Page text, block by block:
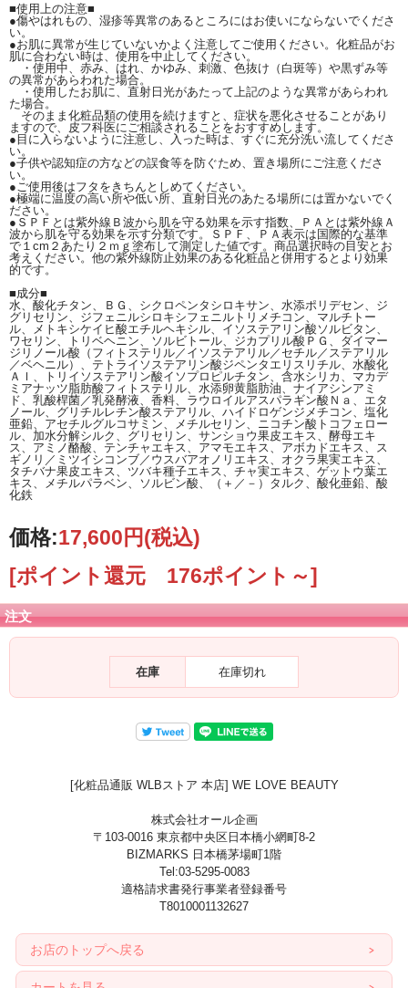
■使用上の注意■
●傷やはれもの、湿疹等異常のあるところにはお使いにならないでくださ
い。
●お肌に異常が生じていないかよく注意してご使用ください。化粧品がお
肌に合わない時は、使用を中止してください。
・使用中、赤み、はれ、かゆみ、刺激、色抜け（白斑等）や黒ずみ等
の異常があらわれた場合。
・使用したお肌に、直射日光があたって上記のような異常があらわれ
た場合。
そのまま化粧品類の使用を続けますと、症状を悪化させることがあり
ますので、皮フ科医にご相談されることをおすすめします。
●目に入らないように注意し、入った時は、すぐに充分洗い流してくださ
い。
●子供や認知症の方などの誤食等を防ぐため、置き場所にご注意くださ
い。
●ご使用後はフタをきちんとしめてください。
●極端に温度の高い所や低い所、直射日光のあたる場所には置かないでく
ださい。
●ＳＰＦとは紫外線Ｂ波から肌を守る効果を示す指数、ＰＡとは紫外線Ａ
波から肌を守る効果を示す分類です。ＳＰＦ、ＰＡ表示は国際的な基準
で１cm２あたり２ｍｇ塗布して測定した値です。商品選択時の目安とお
考えください。他の紫外線防止効果のある化粧品と併用するとより効果
的です。
■成分■
水、酸化チタン、ＢＧ、シクロペンタシロキサン、水添ポリデセン、ジ
グリセリン、ジフェニルシロキシフェニルトリメチコン、マルチトー
ル、メトキシケイヒ酸エチルヘキシル、イソステアリン酸ソルビタン、
ワセリン、トリベヘニン、ソルビトール、ジカプリル酸ＰＧ、ダイマー
ジリノール酸（フィトステリル／イソステアリル／セチル／ステアリル
／ベヘニル）、テトライソステアリン酸ジペンタエリスリチル、水酸化
Ａｌ、トリイソステアリン酸イソプロピルチタン、含水シリカ、マカデ
ミアナッツ脂肪酸フィトステリル、水添卵黄脂肪油、ナイアシンアミ
ド、乳酸桿菌／乳発酵液、香料、ラウロイルアスパラギン酸Ｎａ、エタ
ノール、グリチルレチン酸ステアリル、ハイドロゲンジメチコン、塩化
亜鉛、アセチルグルコサミン、メチルセリン、ニコチン酸トコフェロー
ル、加水分解シルク、グリセリン、サンショウ果皮エキス、酵母エキ
ス、アミノ酪酸、テンチャエキス、アマモエキス、アボカドエキス、ス
ギノリ／ミツイシコンブ／ウスバアオノリエキス、オクラ果実エキス、
タチバナ果皮エキス、ツバキ種子エキス、チャ実エキス、ゲットウ葉エ
キス、メチルパラベン、ソルビン酸、（＋／－）タルク、酸化亜鉛、酸
化鉄
価格:17,600円(税込)
[ポイント還元 176ポイント～]
注文
在庫 在庫切れ
[化粧品通販 WLBストア 本店] WE LOVE BEAUTY
株式会社オール企画
〒103-0016 東京都中央区日本橋小網町8-2
BIZMARKS 日本橋茅場町1階
Tel:03-5295-0083
適格請求書発行事業者登録番号
T8010001132627
お店のトップへ戻る